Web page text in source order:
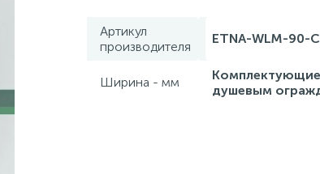
Артикул
производителя
ETNA-WLM-90-
Ширина - мм
душевым